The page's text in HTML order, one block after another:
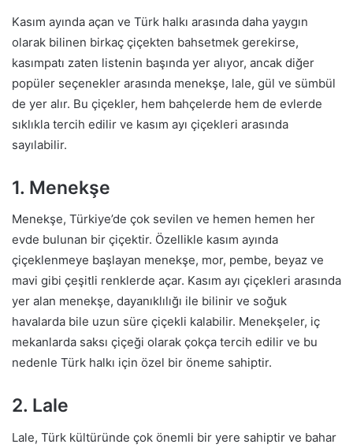
Kasım ayında açan ve Türk halkı arasında daha yaygın
olarak bilinen birkaç çiçekten bahsetmek gerekirse,
kasımpatı zaten listenin başında yer alıyor, ancak diğer
popüler seçenekler arasında menekşe, lale, gül ve sümbül
de yer alır. Bu çiçekler, hem bahçelerde hem de evlerde
sıklıkla tercih edilir ve kasım ayı çiçekleri arasında
sayılabilir.
1. Menekşe
Menekşe, Türkiye’de çok sevilen ve hemen hemen her
evde bulunan bir çiçektir. Özellikle kasım ayında
çiçeklenmeye başlayan menekşe, mor, pembe, beyaz ve
mavi gibi çeşitli renklerde açar. Kasım ayı çiçekleri arasında
yer alan menekşe, dayanıklılığı ile bilinir ve soğuk
havalarda bile uzun süre çiçekli kalabilir. Menekşeler, iç
mekanlarda saksı çiçeği olarak çokça tercih edilir ve bu
nedenle Türk halkı için özel bir öneme sahiptir.
2. Lale
Lale, Türk kültüründe çok önemli bir yere sahiptir ve bahar